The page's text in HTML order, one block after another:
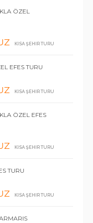
ÖZEL
KISA ŞEHIR TURU
EFES TURU
KISA ŞEHIR TURU
ÖZEL EFES
KISA ŞEHIR TURU
TURU
KISA ŞEHIR TURU